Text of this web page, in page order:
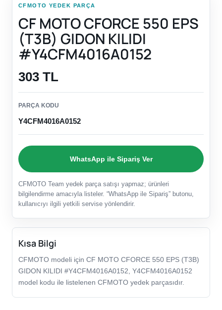
CFMOTO YEDEK PARÇA
CF MOTO CFORCE 550 EPS
(T3B) GIDON KILIDI
#Y4CFM4016A0152
303 TL
PARÇA KODU
Y4CFM4016A0152
WhatsApp ile Sipariş Ver
CFMOTO Team yedek parça satışı yapmaz; ürünleri
bilgilendirme amacıyla listeler. “WhatsApp ile Sipariş” butonu,
kullanıcıyı ilgili yetkili servise yönlendirir.
Kısa Bilgi
CFMOTO modeli için CF MOTO CFORCE 550 EPS (T3B)
GIDON KILIDI #Y4CFM4016A0152, Y4CFM4016A0152
model kodu ile listelenen CFMOTO yedek parçasıdır.